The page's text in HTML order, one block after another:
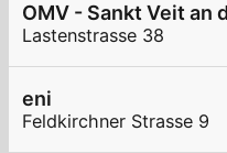
Lastenstrasse 38
eni
Feldkirchner Strasse 9